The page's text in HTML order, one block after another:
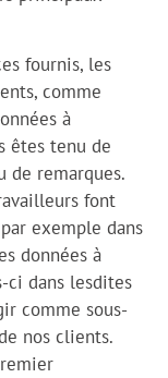
fournis, les
comme
à
êtes tenu de
de remarques.
font
exemple dans
données à
ci dans lesdites
comme sous-
nos clients.